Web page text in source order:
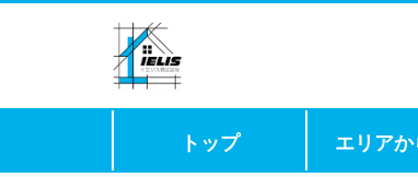
トップ エリア